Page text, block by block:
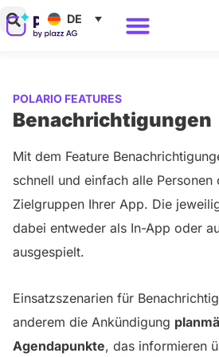
Zum
Inhalt
DE
POLARIO FEATURES
Benachrichtigungen
Mit dem Feature
schnell und einfach alle
Zielgruppen Ihrer App. Die
dabei entweder als In-App oder
ausgespielt.
Einsatzszenarien für
anderem die Ankündigung
Agendapunkte, das informieren